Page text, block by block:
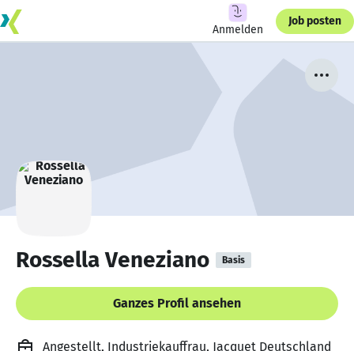
Anmelden
Job posten
Rossella Veneziano Basis
Ganzes Profil ansehen
Angestellt, Industriekauffrau, Jacquet Deutschland